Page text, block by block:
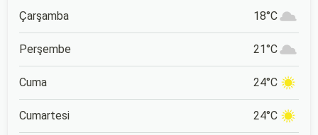
Çarşamba 18°C
Perşembe 21°C
Cuma 24°C
Cumartesi 24°C